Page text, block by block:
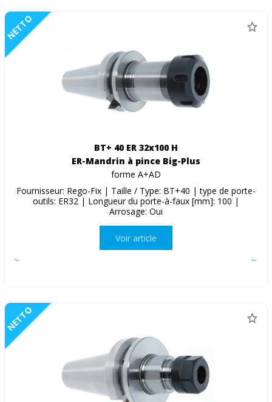
NETTO
BT+ 40 ER 32x100 H
ER-Mandrin à pince Big-Plus
forme A+AD
Fournisseur: Rego-Fix | Taille / Type: BT+40 | type de porte-
outils: ER32 | Longueur du porte-à-faux [mm]: 100 |
Arrosage: Oui
Voir article
NETTO